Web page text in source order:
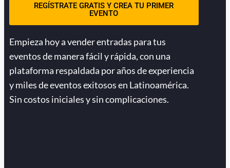
REGÍSTRATE GRATIS Y CREA TU PRIMER
EVENTO
Empieza hoy a vender entradas para tus
eventos de manera fácil y rápida, con una
plataforma respaldada por años de experiencia
y miles de eventos exitosos en Latinoamérica.
Sin costos iniciales y sin complicaciones.